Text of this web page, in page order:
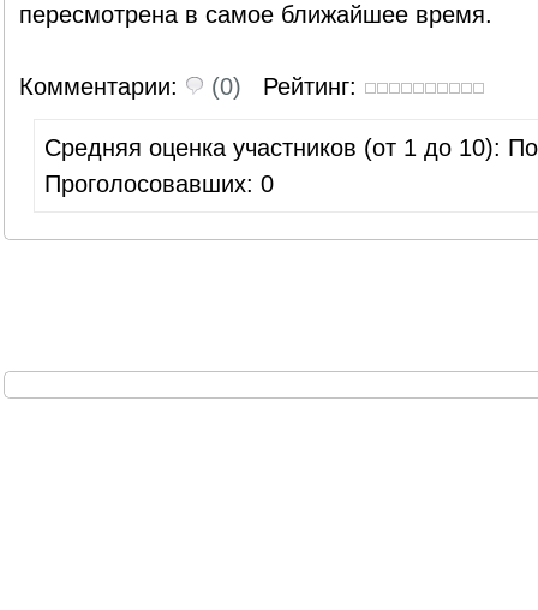
пересмотрена в самое ближайшее время.
Комментарии: (0) Рейтинг:
Средняя оценка участников (от 1 до 10):
Проголосовавших: 0